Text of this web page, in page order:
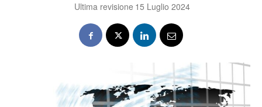
Ultima revisione 15 Luglio 2024